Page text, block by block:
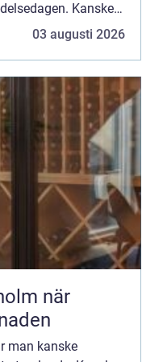
Kanske
03 augusti 2026
när
man kanske